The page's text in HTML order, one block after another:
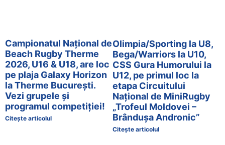
Campionatul Național de
Beach Rugby Therme
2026, U16 & U18, are loc
pe plaja Galaxy Horizon
la Therme București.
Vezi grupele și
programul competiției!
Citește articolul
Olimpia/Sporting la U8,
Bega/Warriors la U10,
CSS Gura Humorului la
U12, pe primul loc la
etapa Circuitului
Național de MiniRugby
„Trofeul Moldovei –
Brândușa Andronic”
Citește articolul